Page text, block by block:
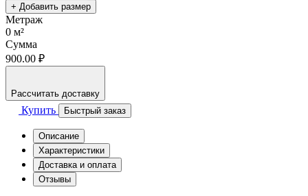
+ Добавить размер
Метраж
0 м²
Сумма
900.00 ₽
Рассчитать доставку
Купить Быстрый заказ
Описание
Характеристики
Доставка и оплата
Отзывы